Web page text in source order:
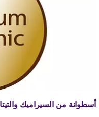
أسطوانة من السيراميك